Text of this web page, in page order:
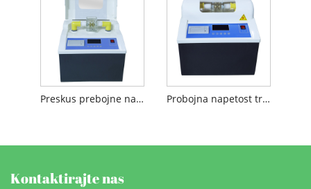
Preskus prebojne napetosti transformatorskega olja Probojna napetost transformatorskega olja
Kontaktirajte nas